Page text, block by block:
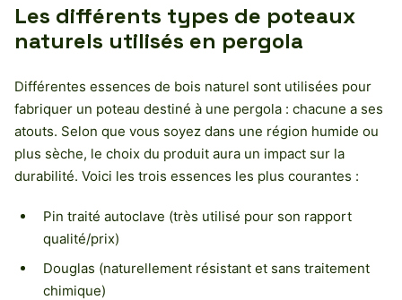
Les différents types de poteaux
naturels utilisés en pergola
Différentes essences de bois naturel sont utilisées pour
fabriquer un poteau destiné à une pergola : chacune a ses
atouts. Selon que vous soyez dans une région humide ou
plus sèche, le choix du produit aura un impact sur la
durabilité. Voici les trois essences les plus courantes :
Pin traité autoclave (très utilisé pour son rapport
qualité/prix)
Douglas (naturellement résistant et sans traitement
chimique)